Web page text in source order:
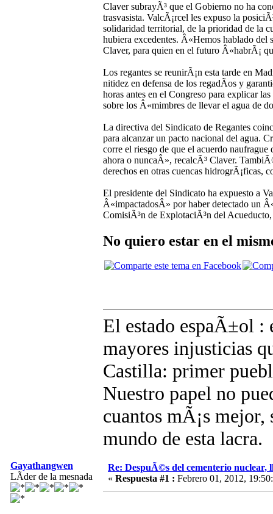
Claver subrayÃ³ que el Gobierno no ha
trasvasista. ValcÃ¡rcel les expuso la
solidaridad territorial, de la prioridad de la
hubiera excedentes. Â«Hemos hablado del
Claver, para quien en el futuro Â«habrÃ¡
Los regantes se reunirÃ¡n esta tarde en
nitidez en defensa de los regadÃ­os y
horas antes en el Congreso para explicar
sobre los Â«mimbres de llevar el agua de
La directiva del Sindicato de Regantes
para alcanzar un pacto nacional del agua.
corre el riesgo de que el acuerdo
ahora o nuncaÂ», recalcÃ³ Claver.
derechos en otras cuencas hidrogrÃ¡ficas,
El presidente del Sindicato ha expuesto a
Â«impactadosÂ» por haber detectado un
ComisiÃ³n de ExplotaciÃ³n del
No quiero estar en el
El estado espaÃ±ol :
mayores injusticias
Castilla: primer
Nuestro papel no
cuantos mÃ¡s
mundo de esta lacra.
Gayathangwen
LÃ­der de la mesnada
Re: DespuÃ©s del cementerio nuclear,
« Respuesta #1 : Febrero 01, 2012,